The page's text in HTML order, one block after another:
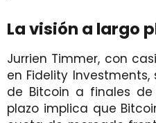
La visión a largo
Jurrien Timmer, con
en Fidelity
de Bitcoin a finales
plazo implica que